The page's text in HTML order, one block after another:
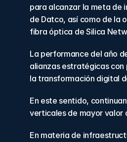
para alcanzar la meta de
de Datco, así como de la
fibra óptica de Silica
La performance del año
alianzas estratégicas con
la transformación digital
En este sentido,
verticales de mayor valor
En materia de